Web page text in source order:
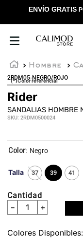
ENVÍO GRATIS
Hombre
2RDM05-NEGRO/ROJO
(*)Color referencial
Rider
SANDALIAS HOMBRE
SKU: 2RDM0500024
Talla 37 39 41
: Negro
Cantidad
＋
－
Colores